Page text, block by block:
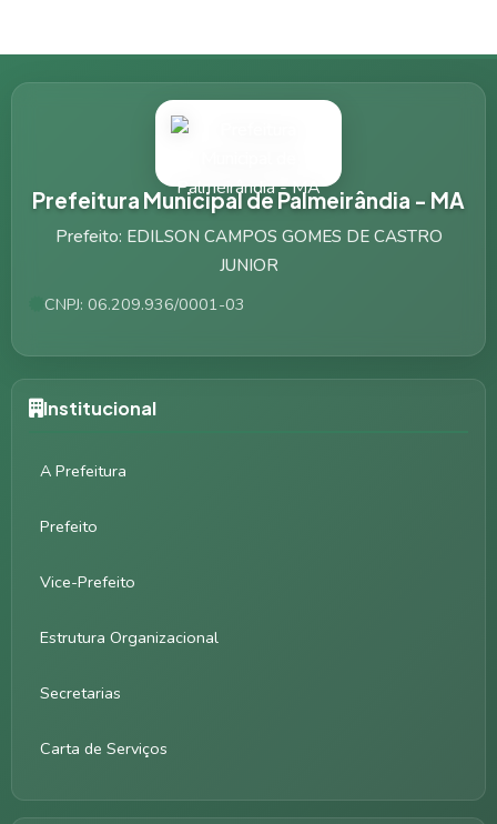
Prefeitura Municipal de Palmeirândia - MA
Prefeito: EDILSON CAMPOS GOMES DE CASTRO
JUNIOR
CNPJ: 06.209.936/0001-03
Institucional
A Prefeitura
Prefeito
Vice-Prefeito
Estrutura Organizacional
Secretarias
Carta de Serviços